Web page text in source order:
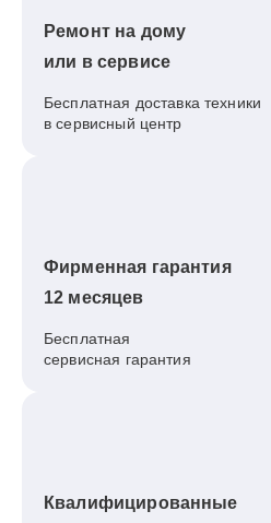
Ремонт на дому
или в сервисе
Бесплатная доставка техники
в сервисный центр
Фирменная гарантия
12 месяцев
Бесплатная
сервисная гарантия
Квалифицированные